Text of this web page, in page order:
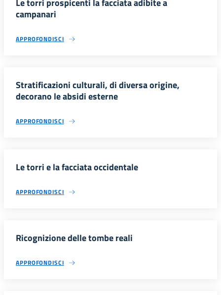
Le torri prospicenti la facciata adibite a
campanari
APPROFONDISCI
Stratificazioni culturali, di diversa origine,
decorano le absidi esterne
APPROFONDISCI
Le torri e la facciata occidentale
APPROFONDISCI
Ricognizione delle tombe reali
APPROFONDISCI